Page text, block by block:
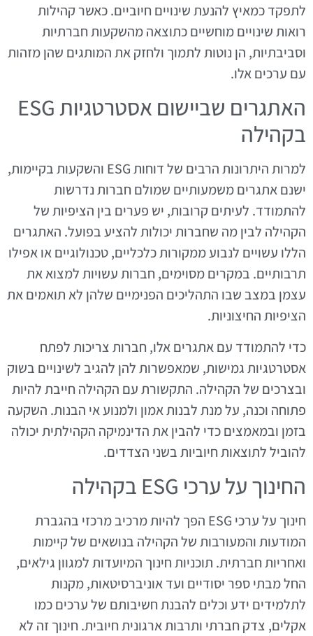
לתפקד כמאיץ להנעת שינויים חיוביים. כאשר קהילות
רואות שינויים מוחשיים כתוצאה מהשקעות חברתיות
וסביבתיות, הן נוטות לתמוך ולחזק את המותגים שהן מזהות
עם ערכים אלו.
האתגרים שביישום אסטרטגיות ESG
בקהילה
למרות היתרונות הרבים של דוחות ESG והשקעות בקיימות,
ישנם אתגרים משמעותיים שמולם חברות נדרשות
להתמודד. לעיתים קרובות, יש פערים בין הציפיות של
הקהילה לבין מה שחברות יכולות להציע בפועל. האתגרים
הללו עשויים לנבוע ממקורות כלכליים, טכנולוגיים או אפילו
תרבותיים. במקרים מסוימים, חברות עשויות למצוא את
עצמן במצב שבו התהליכים הפנימיים שלהן לא תואמים את
הציפיות החיצוניות.
כדי להתמודד עם אתגרים אלו, חברות צריכות לפתח
אסטרטגיות גמישות, שמאפשרות להן להגיב לשינויים בשוק
ובצרכים של הקהילה. התקשורת עם הקהילה חייבת להיות
פתוחה וכנה, על מנת לבנות אמון ולמנוע אי הבנות. השקעה
בזמן ובמאמצים כדי להבין את הדינמיקה הקהילתית יכולה
להוביל לתוצאות חיוביות בשני הצדדים.
החינוך על ערכי ESG בקהילה
חינוך על ערכי ESG הפך להיות מרכיב מרכזי בהגברת
המודעות והמעורבות של הקהילה בנושאים של קיימות
ואחריות חברתית. תוכניות חינוך המיועדות למגוון גילאים,
החל מבתי ספר יסודיים ועד אוניברסיטאות, מקנות
לתלמידים ידע וכלים להבנת חשיבותם של ערכים כמו
אקלים, צדק חברתי ותרבות ארגונית חיובית. חינוך זה לא